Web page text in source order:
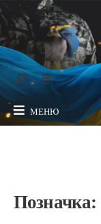
МЕНЮ
Позначка: